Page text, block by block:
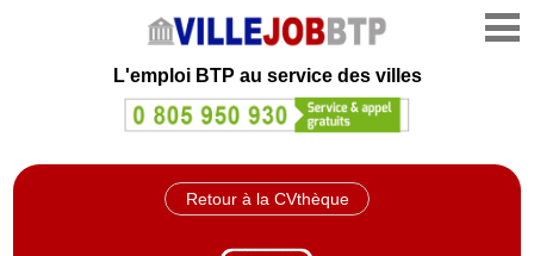
L'emploi BTP au service des villes
Retour à la CVthèque